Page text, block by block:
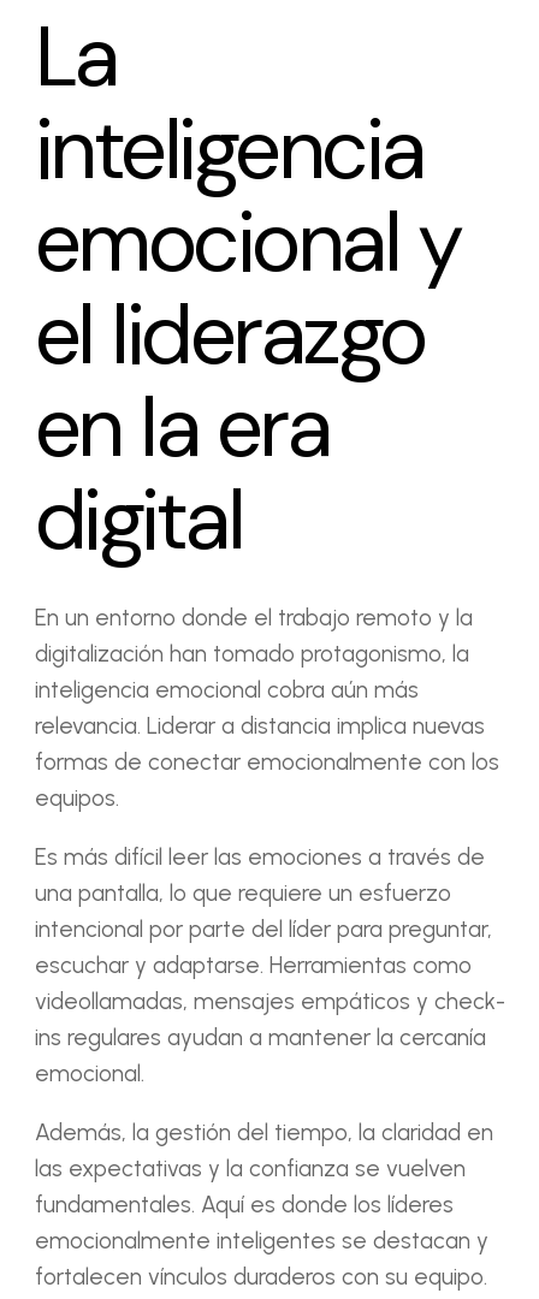
La
inteligencia
emocional y
el liderazgo
en la era
digital
En un entorno donde el trabajo remoto y la
digitalización han tomado protagonismo, la
inteligencia emocional cobra aún más
relevancia. Liderar a distancia implica nuevas
formas de conectar emocionalmente con los
equipos.
Es más difícil leer las emociones a través de
una pantalla, lo que requiere un esfuerzo
intencional por parte del líder para preguntar,
escuchar y adaptarse. Herramientas como
videollamadas, mensajes empáticos y check-
ins regulares ayudan a mantener la cercanía
emocional.
Además, la gestión del tiempo, la claridad en
las expectativas y la confianza se vuelven
fundamentales. Aquí es donde los líderes
emocionalmente inteligentes se destacan y
fortalecen vínculos duraderos con su equipo.